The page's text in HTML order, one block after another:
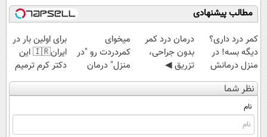
مطالب پیشنهادی
کمر درد داری؟
دیگه بسه! در
منزل درمانش
کن
(◀پرسش‌نامه)
درمان درد کمر
بدون جراحی،
تزریق ◀
پرسش‌نامه رو پر
کن ▶
میخوای
کمردردت رو "در
منزل" درمان
کنی؟ (◂فیلم +
◂پرسش‌نامه)
برای اولین بار در
ایران🇮🇷 این
دکتر کرم ترمیم
کننده 23 روزه
ساخت!
نظر شما
نام